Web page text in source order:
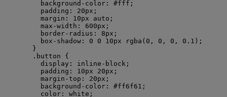
background-color : #fff ;
padding : 20px ;
margin : 10px auto ;
max-width : 600px ;
border-radius : 8px ;
box-shadow : 0 0 10px rgba ( 0 , 0 , 0 , 0.1 );
}
.button {
display : inline-block ;
padding : 10px 20px ;
margin-top : 20px ;
background-color : #ff6f61 ;
color : white ;